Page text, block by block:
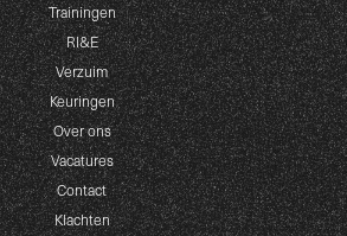
Trainingen
RI&E
Verzuim
Keuringen
Over ons
Vacatures
Contact
Klachten